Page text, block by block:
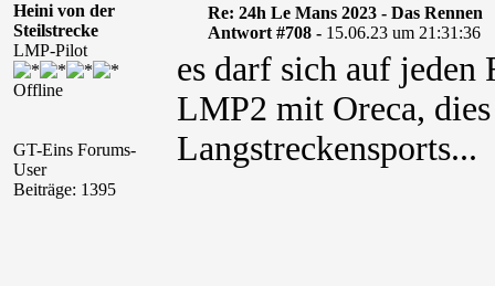
Heini von der
Steilstrecke
LMP-Pilot
Offline
GT-Eins Forums-
User
Beiträge: 1395
Re: 24h Le Mans 2023 - Das Rennen
Antwort #708 - 15.06.23 um 21:31:36
es darf sich auf
LMP2 mit Oreca, dies
Langstreckensports...